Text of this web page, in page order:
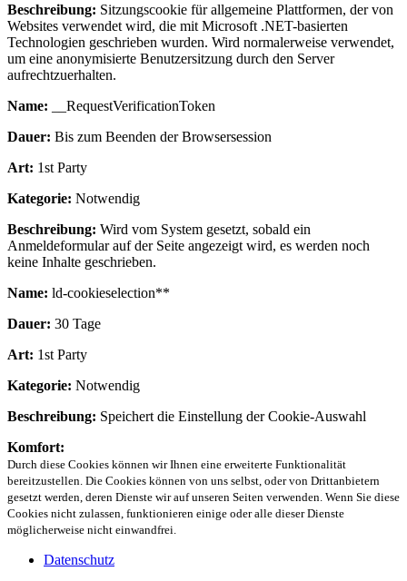
Beschreibung: Sitzungscookie für allgemeine Plattformen, der von
Websites verwendet wird, die mit Microsoft .NET-basierten
Technologien geschrieben wurden. Wird normalerweise verwendet,
um eine anonymisierte Benutzersitzung durch den Server
aufrechtzuerhalten.
Name: __RequestVerificationToken
Dauer: Bis zum Beenden der Browsersession
Art: 1st Party
Kategorie: Notwendig
Beschreibung: Wird vom System gesetzt, sobald ein
Anmeldeformular auf der Seite angezeigt wird, es werden noch
keine Inhalte geschrieben.
Name: ld-cookieselection**
Dauer: 30 Tage
Art: 1st Party
Kategorie: Notwendig
Beschreibung: Speichert die Einstellung der Cookie-Auswahl
Komfort:
Durch diese Cookies können wir Ihnen eine erweiterte Funktionalität
bereitzustellen. Die Cookies können von uns selbst, oder von Drittanbietern
gesetzt werden, deren Dienste wir auf unseren Seiten verwenden. Wenn Sie diese
Cookies nicht zulassen, funktionieren einige oder alle dieser Dienste
möglicherweise nicht einwandfrei.
Datenschutz